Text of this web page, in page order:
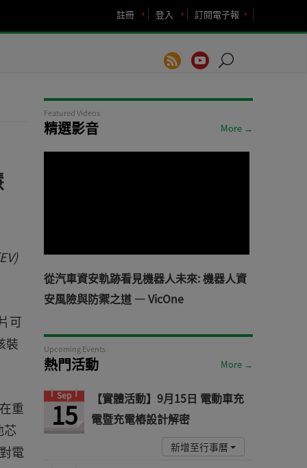
訂閱電子報
登入
註冊
可
裝
重
芯
電
Featured Videos
精選影音 More →
從汽車資安軌跡看見機器人未來: 機器人資
安風險與防禦之道 — VicOne
Upcoming Events
熱門活動 More →
Sep
15
【實體活動】9月15日 電動車充
電暨充電樁設計解密
新增至行事曆